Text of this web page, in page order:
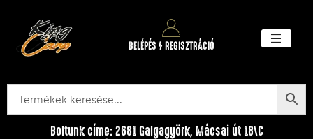
BELÉPÉS / REGISZTRÁCIÓ
Boltunk címe: 2681 Galgagyörk, Mácsai út 18\C